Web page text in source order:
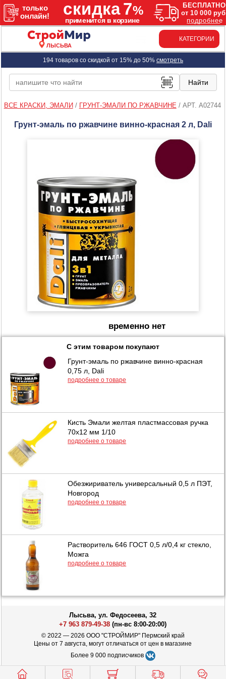
ЛЫСЬВА
КАТЕГОРИИ
194 товаров со скидкой от 15% до 50% смотреть
ВСЕ КРАСКИ, ЭМАЛИ / ГРУНТ-ЭМАЛИ ПО РЖАВЧИНЕ / АРТ. A02744
Грунт-эмаль по ржавчине винно-красная 2 л, Dali
временно нет
С этим товаром покупают
Грунт-эмаль по ржавчине винно-красная
0,75 л, Dali
подробнее о товаре
Кисть Эмали желтая пластмассовая ручка
70х12 мм 1/10
подробнее о товаре
Обезжириватель универсальный 0,5 л ПЭТ,
Новгород
подробнее о товаре
Растворитель 646 ГОСТ 0,5 л/0,4 кг стекло,
Можга
подробнее о товаре
Лысьва, ул. Федосеева, 32
+7 963 879-49-38 (пн-вс 8:00-20:00)
© 2022 — 2026 ООО "СТРОЙМИР" Пермский край
Цены от 7 августа, могут отличаться от цен в магазине
Более 9 000 подписчиков